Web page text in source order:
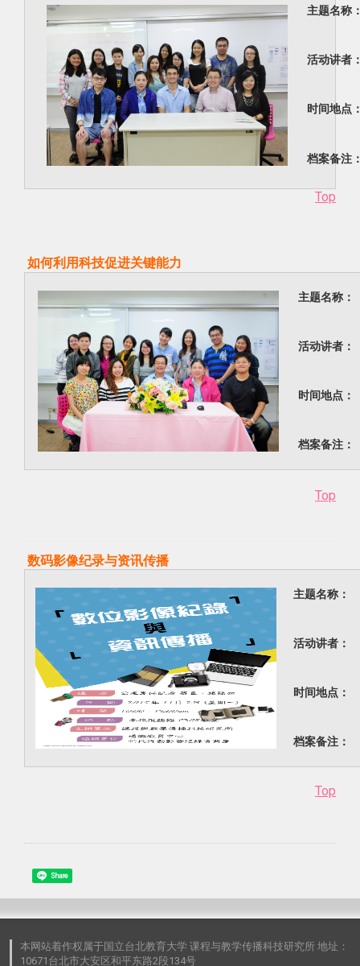
主题名称
活动讲者
时间地点
档案备注
Top
如何利用科技促进关键能力
主题名称：
活动讲者：
时间地点：
档案备注：
Top
数码影像纪录与资讯传播
主题名称：
活动讲者：
时间地点：
档案备注：
Top
Share
本网站着作权属于国立台北教育大学 课程与教学传播科技研究所 地址：
10671台北市大安区和平东路2段134号